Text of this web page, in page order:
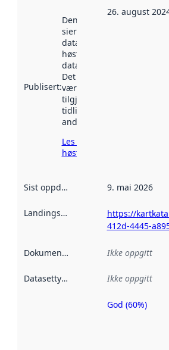
Publisert:
Denne datoen
sier når
datasettet ble
høstet av
data.norge.no.
Det kan ha
vært
tilgjengelig
tidligere
andre steder.
Les mer om
høsting her
26. august
Sist oppdatert 9. mai 2026
Landingsside
https://
412d-4445-
Dokumentasjon Ikke oppgitt
Datasettype Ikke oppgitt
Metadatakvalitet
God (60%)